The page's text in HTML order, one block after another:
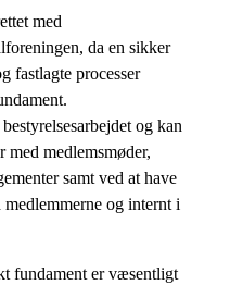
med
da en sikker
fastlagte processer
og kan
med medlemsmøder,
samt ved at have
og internt i
fundament er væsentligt